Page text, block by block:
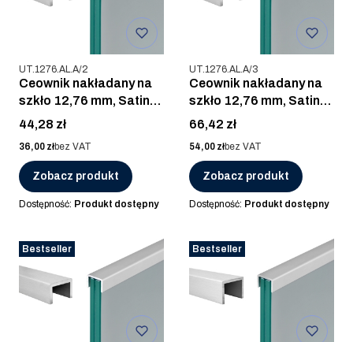
Kod produktu
UT.1276.AL.A/2
Ceownik nakładany na
szkło 12,76 mm, Satin-
ELOX, AL. ANOD / 2m
Cena
44,28 zł
Cena
36,00 złbez VAT
Zobacz produkt
Dostępność: Produkt dostępny
Kod produktu
UT.1276.AL.A/3
Ceownik nakładany na
szkło 12,76 mm, Satin-
ELOX, AL. ANOD / 3m
Cena
66,42 zł
Cena
54,00 złbez VAT
Zobacz produkt
Dostępność: Produkt dostępny
Bestseller Bestseller